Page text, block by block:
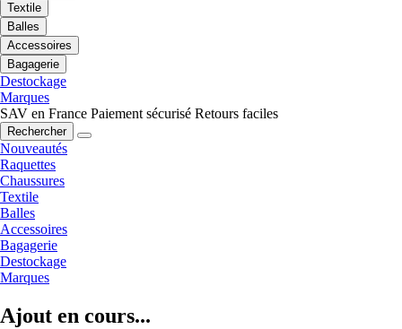
Textile
Balles
Accessoires
Bagagerie
Destockage
Marques
SAV en France Paiement sécurisé Retours faciles
Rechercher
Nouveautés
Raquettes
Chaussures
Textile
Balles
Accessoires
Bagagerie
Destockage
Marques
Ajout en cours...